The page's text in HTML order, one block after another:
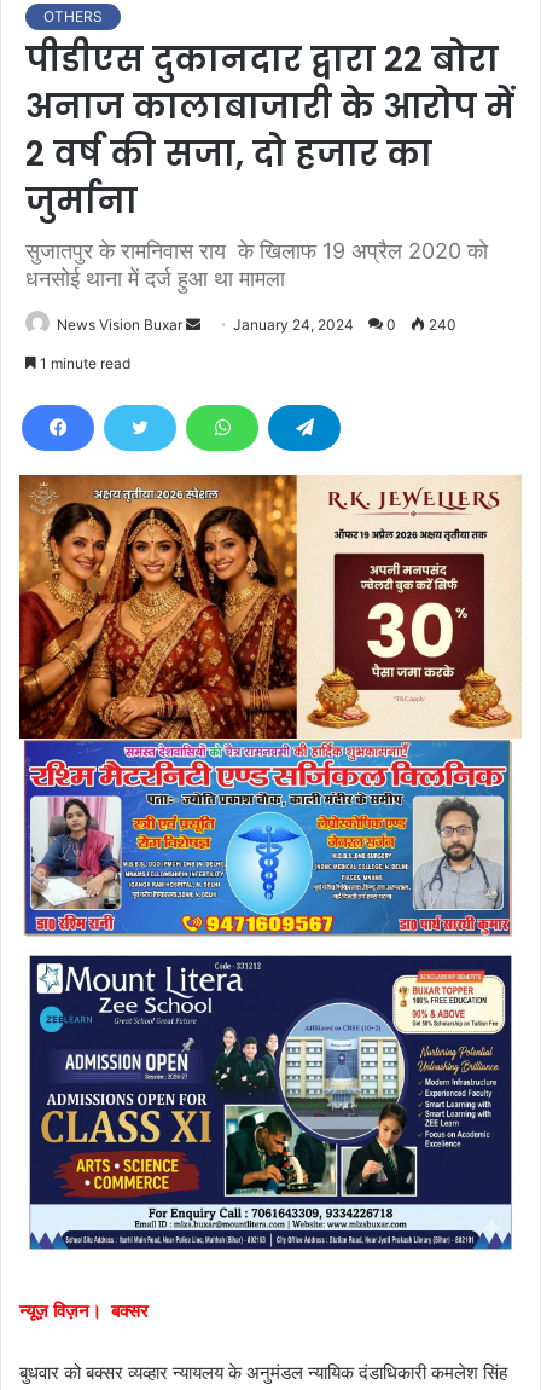
OTHERS
पीडीएस दुकानदार द्वारा 22 बोरा
अनाज कालाबाजारी के आरोप में
2 वर्ष की सजा, दो हजार का
जुर्माना
सुजातपुर के रामनिवास राय के खिलाफ 19 अप्रैल 2020 को
धनसोई थाना में दर्ज हुआ था मामला
News Vision Buxar
d
e
m
a
i
l
January 24, 2024 0 240
1 minute read
न्यूज़ विज़न। बक्सर
बुधवार को बक्सर व्यव्हार न्यायलय के अनुमंडल न्यायिक दंडाधिकारी कमलेश सिंह